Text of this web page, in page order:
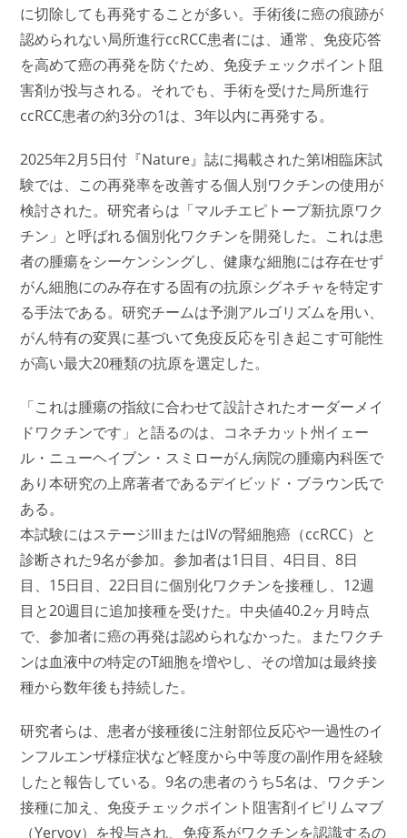
に切除しても再発することが多い。手術後に癌の痕跡が
認められない局所進行ccRCC患者には、通常、免疫応答
を高めて癌の再発を防ぐため、免疫チェックポイント阻
害剤が投与される。それでも、手術を受けた局所進行
ccRCC患者の約3分の1は、3年以内に再発する。
2025年2月5日付『Nature』誌に掲載された第I相臨床試
験では、この再発率を改善する個人別ワクチンの使用が
検討された。研究者らは「マルチエピトープ新抗原ワク
チン」と呼ばれる個別化ワクチンを開発した。これは患
者の腫瘍をシーケンシングし、健康な細胞には存在せず
がん細胞にのみ存在する固有の抗原シグネチャを特定す
る手法である。研究チームは予測アルゴリズムを用い、
がん特有の変異に基づいて免疫反応を引き起こす可能性
が高い最大20種類の抗原を選定した。
「これは腫瘍の指紋に合わせて設計されたオーダーメイ
ドワクチンです」と語るのは、コネチカット州イェー
ル・ニューヘイブン・スミローがん病院の腫瘍内科医で
あり本研究の上席著者であるデイビッド・ブラウン氏で
ある。
本試験にはステージIIIまたはIVの腎細胞癌（ccRCC）と
診断された9名が参加。参加者は1日目、4日目、8日
目、15日目、22日目に個別化ワクチンを接種し、12週
目と20週目に追加接種を受けた。中央値40.2ヶ月時点
で、参加者に癌の再発は認められなかった。またワクチ
ンは血液中の特定のT細胞を増やし、その増加は最終接
種から数年後も持続した。
研究者らは、患者が接種後に注射部位反応や一過性のイ
ンフルエンザ様症状など軽度から中等度の副作用を経験
したと報告している。9名の患者のうち5名は、ワクチン
接種に加え、免疫チェックポイント阻害剤イピリムマブ
（Yervoy）を投与され、免疫系がワクチンを認識するの